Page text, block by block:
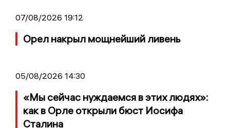
07/08/2026 19:12
Орел накрыл мощнейший ливень
05/08/2026 14:30
«Мы сейчас нуждаемся в этих людях»:
как в Орле открыли бюст Иосифа
Сталина